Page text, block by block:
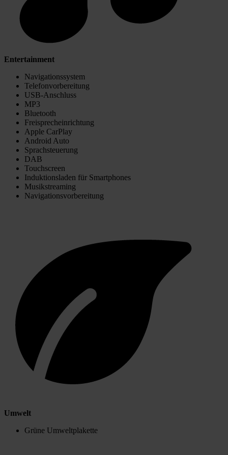
Entertainment
Navigationssystem
Telefonvorbereitung
USB-Anschluss
MP3
Bluetooth
Freisprecheinrichtung
Apple CarPlay
Android Auto
Sprachsteuerung
DAB
Touchscreen
Induktionsladen für Smartphones
Musikstreaming
Navigationsvorbereitung
Umwelt
Grüne Umweltplakette